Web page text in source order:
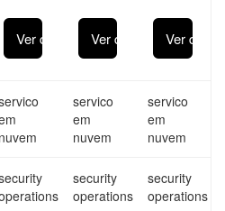
EDR
suite -
additi
B
data
retent
ge
Ver detalhes
EDR
suite -
additi
B
data
retent
ge
Ver detalhes
EDR
suite -
additi
B data
retenti
on
Ver
nuvem
servico
em
nuvem
servico
em
nuvem
security
operations
security
operations